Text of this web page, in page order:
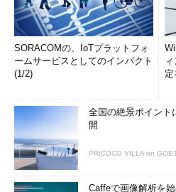
SORACOMの、IoTプラットフォ
ームサービスとしてのインパクト
(1/2)
全国の絶景ポイント
開
PR(COCO VILLA on
Caffeで画像解析を